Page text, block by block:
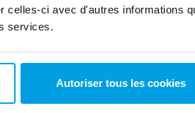
celles-ci avec d'autres informations
services.
Autoriser tous les cookies
comme